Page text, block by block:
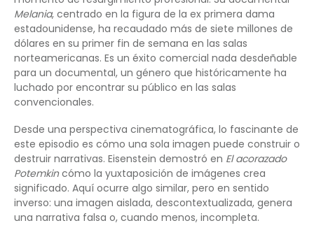
Melania, centrado en la figura de la ex primera dama
estadounidense, ha recaudado más de siete millones de
dólares en su primer fin de semana en las salas
norteamericanas. Es un éxito comercial nada desdeñable
para un documental, un género que históricamente ha
luchado por encontrar su público en las salas
convencionales.
Desde una perspectiva cinematográfica, lo fascinante de
este episodio es cómo una sola imagen puede construir o
destruir narrativas. Eisenstein demostró en El acorazado
Potemkincómo la yuxtaposición de imágenes crea
significado. Aquí ocurre algo similar, pero en sentido
inverso: una imagen aislada, descontextualizada, genera
una narrativa falsa o, cuando menos, incompleta.